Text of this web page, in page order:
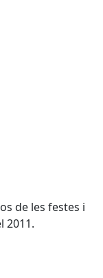
de les festes i
2011.